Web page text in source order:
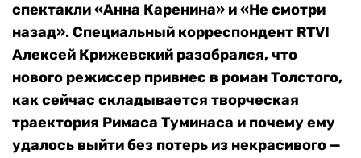
спектакли «Анна Каренина» и «Не смотри
назад». Специальный корреспондент RTVI
Алексей Крижевский разобрался, что
нового режиссер привнес в роман Толстого,
как сейчас складывается творческая
траектория Римаса Туминаса и почему ему
удалось выйти без потерь из некрасивого —